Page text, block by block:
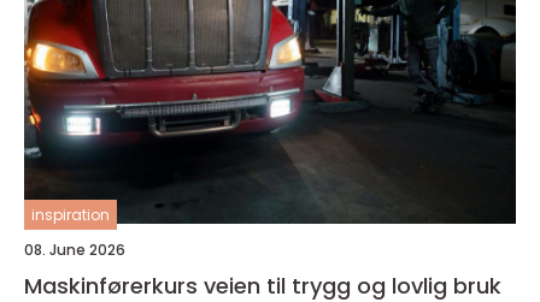
inspiration
08. June 2026
Maskinførerkurs veien til trygg og lovlig bruk